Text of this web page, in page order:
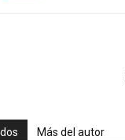
Más del autor